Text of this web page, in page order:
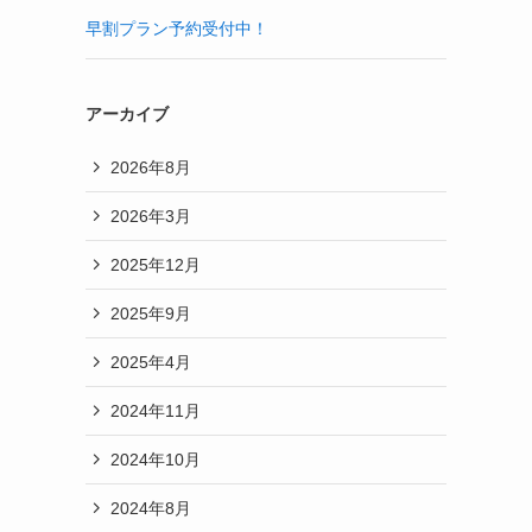
早割プラン予約受付中！
アーカイブ
2026年8月
2026年3月
2025年12月
2025年9月
2025年4月
2024年11月
2024年10月
2024年8月